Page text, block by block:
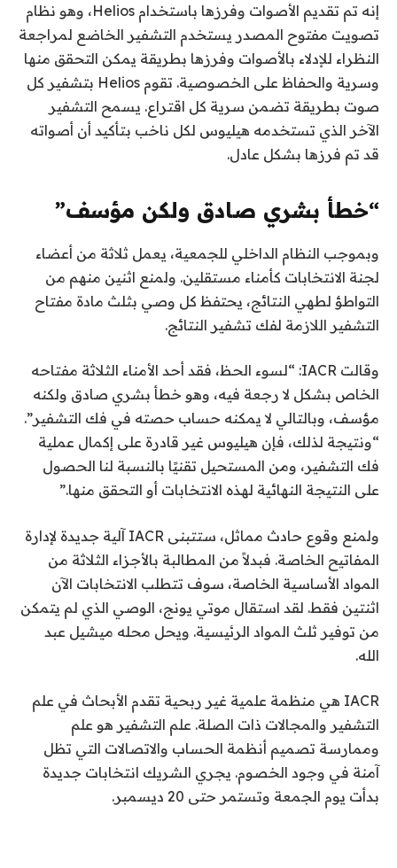
إنه تم تقديم الأصوات وفرزها باستخدام Helios، وهو نظام
تصويت مفتوح المصدر يستخدم التشفير الخاضع لمراجعة
النظراء للإدلاء بالأصوات وفرزها بطريقة يمكن التحقق منها
وسرية والحفاظ على الخصوصية. تقوم Helios بتشفير كل
صوت بطريقة تضمن سرية كل اقتراع. يسمح التشفير
الآخر الذي تستخدمه هيليوس لكل ناخب بتأكيد أن أصواته
قد تم فرزها بشكل عادل.
“خطأ بشري صادق ولكن مؤسف”
وبموجب النظام الداخلي للجمعية، يعمل ثلاثة من أعضاء
لجنة الانتخابات كأمناء مستقلين. ولمنع اثنين منهم من
التواطؤ لطهي النتائج، يحتفظ كل وصي بثلث مادة مفتاح
التشفير اللازمة لفك تشفير النتائج.
وقالت IACR: “لسوء الحظ، فقد أحد الأمناء الثلاثة مفتاحه
الخاص بشكل لا رجعة فيه، وهو خطأ بشري صادق ولكنه
مؤسف، وبالتالي لا يمكنه حساب حصته في فك التشفير”.
“ونتيجة لذلك، فإن هيليوس غير قادرة على إكمال عملية
فك التشفير، ومن المستحيل تقنيًا بالنسبة لنا الحصول
على النتيجة النهائية لهذه الانتخابات أو التحقق منها.”
ولمنع وقوع حادث مماثل، ستتبنى IACR آلية جديدة لإدارة
المفاتيح الخاصة. فبدلاً من المطالبة بالأجزاء الثلاثة من
المواد الأساسية الخاصة، سوف تتطلب الانتخابات الآن
اثنتين فقط. لقد استقال موتي يونج، الوصي الذي لم يتمكن
من توفير ثلث المواد الرئيسية. ويحل محله ميشيل عبد
الله.
IACR هي منظمة علمية غير ربحية تقدم الأبحاث في علم
التشفير والمجالات ذات الصلة. علم التشفير هو علم
وممارسة تصميم أنظمة الحساب والاتصالات التي تظل
آمنة في وجود الخصوم. يجري الشريك انتخابات جديدة
بدأت يوم الجمعة وتستمر حتى 20 ديسمبر.